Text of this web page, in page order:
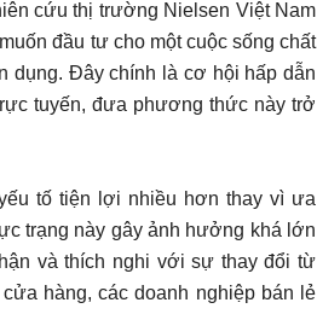
cứu thị trường Nielsen Việt Nam
đầu tư cho một cuộc sống chất
dụng. Đây chính là cơ hội hấp dẫn
tuyến, đưa phương thức này trở
tố tiện lợi nhiều hơn thay vì ưa
trạng này gây ảnh hưởng khá lớn
và thích nghi với sự thay đổi từ
hàng, các doanh nghiệp bán lẻ